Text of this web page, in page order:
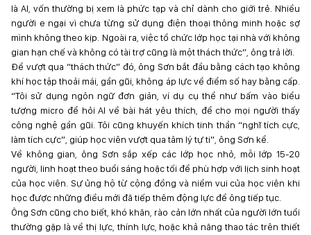
là AI, vốn thường bị xem là phức tạp và chỉ dành cho giới trẻ. Nhiều
người e ngại vì chưa từng sử dụng điện thoại thông minh hoặc sợ
mình không theo kịp. Ngoài ra, việc tổ chức lớp học tại nhà với không
gian hạn chế và không có tài trợ cũng là một thách thức”, ông trả lời.
Để vượt qua “thách thức” đó, ông Sơn bắt đầu bằng cách tạo không
khí học tập thoải mái, gần gũi, không áp lực về điểm số hay bằng cấp.
“Tôi sử dụng ngôn ngữ đơn giản, ví dụ cụ thể như bấm vào biểu
tượng micro để hỏi AI về bài hát yêu thích, để cho mọi người thấy
công nghệ gần gũi. Tôi cũng khuyến khích tinh thần “nghĩ tích cực,
làm tích cực”, giúp học viên vượt qua tâm lý tự ti”, ông Sơn kể.
Về không gian, ông Sơn sắp xếp các lớp học nhỏ, mỗi lớp 15-20
người, linh hoạt theo buổi sáng hoặc tối để phù hợp với lịch sinh hoạt
của học viên. Sự ủng hộ từ cộng đồng và niềm vui của học viên khi
học được những điều mới đã tiếp thêm động lực để ông tiếp tục.
Ông Sơn cũng cho biết, khó khăn, rào cản lớn nhất của người lớn tuổi
thường gặp là về thị lực, thính lực, hoặc khả năng thao tác trên thiết